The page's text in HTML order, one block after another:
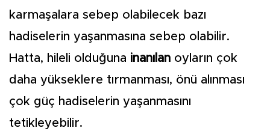
karmaşalara sebep olabilecek bazı
hadiselerin yaşanmasına sebep olabilir.
Hatta, hileli olduğuna inanılan oyların çok
daha yükseklere tırmanması, önü alınması
çok güç hadiselerin yaşanmasını
tetikleyebilir.